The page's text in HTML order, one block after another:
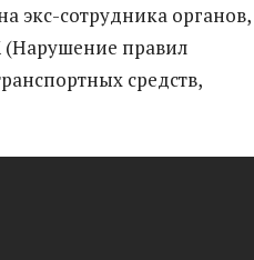
экс-сотрудника органов,
(Нарушение правил
средств,